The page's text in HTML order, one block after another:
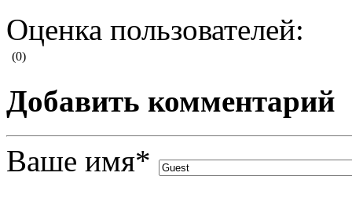
Оценка пользователей:
(0)
Добавить комментарий
Ваше имя*